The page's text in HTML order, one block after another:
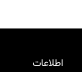
اطلاعات